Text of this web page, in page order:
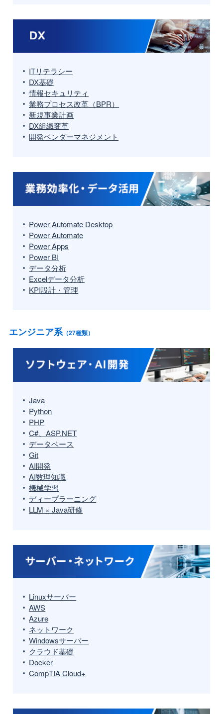
ITリテラシー
DX基礎
情報セキュリティ
業務プロセス改革（BPR）
新規事業計画
DX組織変革
開発ベンダーマネジメント
Power Automate Desktop
Power Automate
Power Apps
Power BI
データ分析
Excelデータ分析
KPI設計・管理
エンジニア系（27種類）
Java
Python
PHP
C#、ASP.NET
データベース
Git
AI開発
AI数理知識
機械学習
ディープラーニング
LLM × Java研修
Linuxサーバー
AWS
Azure
ネットワーク
Windowsサーバー
クラウド基礎
Docker
CompTIA Cloud+